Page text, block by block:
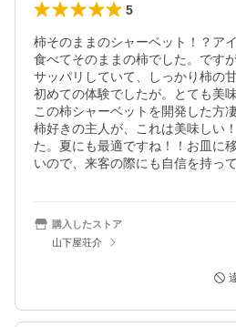
5
柿そのままのシャーベット！？ア
食べてそのままの柿でした。です
サッパリしていて、しっかり柿の
初めての体験でしたが。とても美味
この柿シャーベットを開発した方
柿好きの主人が、これは美味しい
た。夏にも最適ですね！！お皿に
いので、来客の際にも自信を持っ
購入したストア
山下屋荘介